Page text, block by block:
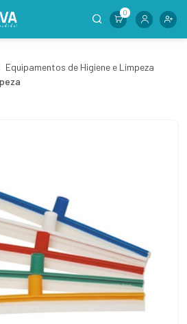
0
Equipamentos de Higiene e Limpeza